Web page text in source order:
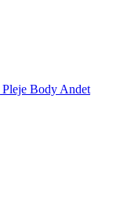
Pleje Body Andet